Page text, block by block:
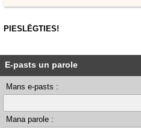
PIESLĒGTIES!
E-pasts un parole
Mans e-pasts :
Mana parole :